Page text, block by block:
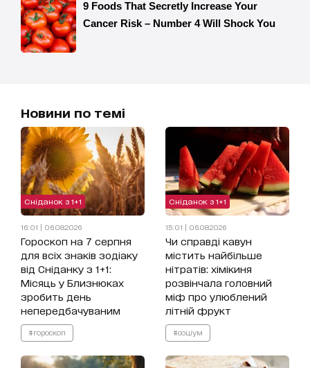
Новини по темі
Сніданок з 1+1
16:01 | 06.08.2026
Гороскоп на 7 серпня
для всіх знаків зодіаку
від Сніданку з 1+1:
Місяць у Близнюках
зробить день
непередбачуваним
#гороскоп
Сніданок з 1+1
15:01 | 06.08.2026
Чи справді кавун
містить найбільше
нітратів: хімікиня
розвінчала головний
міф про улюблений
літній фрукт
#соціум